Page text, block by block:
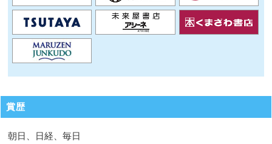
賞歴
朝日、日経、毎日